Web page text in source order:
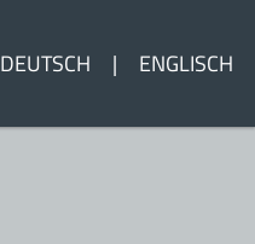
DEUTSCH ENGLISCH